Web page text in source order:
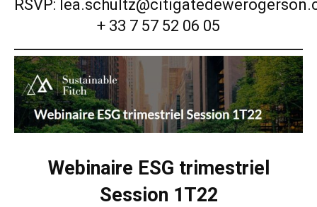
RSVP:
+ 33 7 57 52 06 05
Webinaire ESG trimestriel
Session 1T22